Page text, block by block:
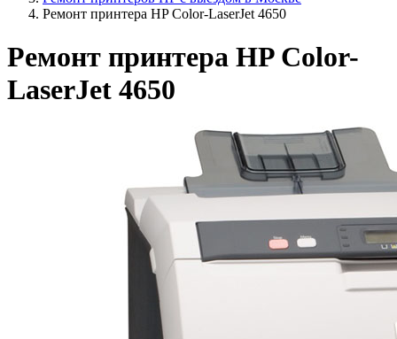
Ремонт принтера HP Color-LaserJet 4650
Ремонт принтера HP Color-
LaserJet 4650